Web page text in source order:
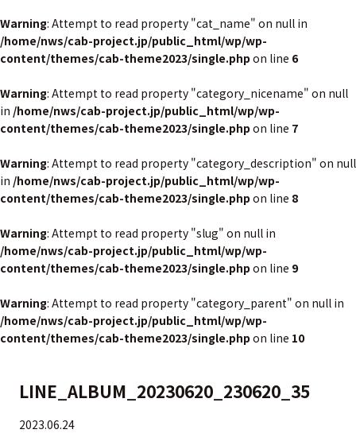
Warning: Attempt to read property "cat_name" on null in
/home/nws/cab-project.jp/public_html/wp/wp-
content/themes/cab-theme2023/single.php on line 6
Warning: Attempt to read property "category_nicename" on null
in /home/nws/cab-project.jp/public_html/wp/wp-
content/themes/cab-theme2023/single.php on line 7
Warning: Attempt to read property "category_description" on null
in /home/nws/cab-project.jp/public_html/wp/wp-
content/themes/cab-theme2023/single.php on line 8
Warning: Attempt to read property "slug" on null in
/home/nws/cab-project.jp/public_html/wp/wp-
content/themes/cab-theme2023/single.php on line 9
Warning: Attempt to read property "category_parent" on null in
/home/nws/cab-project.jp/public_html/wp/wp-
content/themes/cab-theme2023/single.php on line 10
LINE_ALBUM_20230620_230620_35
2023.06.24